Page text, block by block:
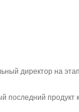
директор на
продукт